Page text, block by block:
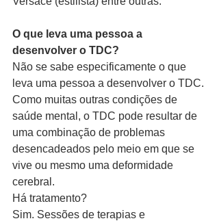
O que leva uma pessoa a
desenvolver o TDC?
Não se sabe especificamente o que
leva uma pessoa a desenvolver o TDC.
Como muitas outras condições de
saúde mental, o TDC pode resultar de
uma combinação de problemas
desencadeados pelo meio em que se
vive ou mesmo uma deformidade
cerebral.
Há tratamento?
Sim. Sessões de terapias e